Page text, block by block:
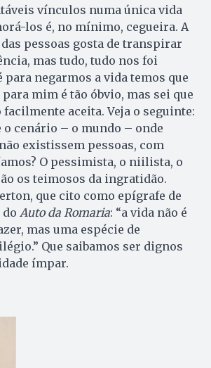
vínculos numa única vida
los é, no mínimo, cegueira. A
pessoas gosta de transpirar
mas tudo, tudo nos foi
para negarmos a vida temos que
mim é tão óbvio, mas sei que
facilmente aceita. Veja o seguinte:
o cenário – o mundo – onde
existissem pessoas, com
O pessimista, o niilista, o
os teimosos da ingratidão.
que cito como epígrafe de
Auto da Romaria: “a vida não é
mas uma espécie de
Que saibamos ser dignos
ímpar.